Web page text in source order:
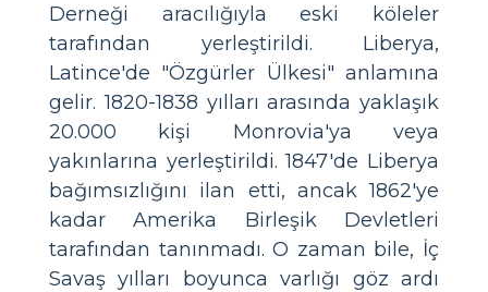
Derneği aracılığıyla eski köleler
tarafından yerleştirildi. Liberya,
Latince'de "Özgürler Ülkesi" anlamına
gelir. 1820-1838 yılları arasında yaklaşık
20.000 kişi Monrovia'ya veya
yakınlarına yerleştirildi. 1847'de Liberya
bağımsızlığını ilan etti, ancak 1862'ye
kadar Amerika Birleşik Devletleri
tarafından tanınmadı. O zaman bile, İç
Savaş yılları boyunca varlığı göz ardı